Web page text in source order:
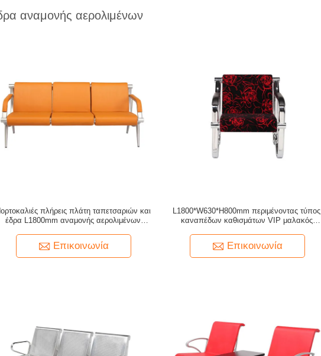
αναμονής αερολιμένων
πλήρεις πλάτη ταπετσαριών και
έδρα L1800mm αναμονής αερολιμένων
Επικοινωνία
L1800*W630*H800mm περιμένοντας τύπος
καναπέδων καθισμάτων VIP μαλακός
Επικοινωνία